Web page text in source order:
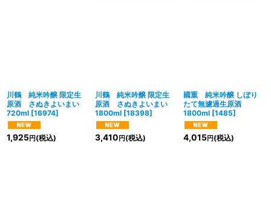
川鶴 純米吟醸 限定生
原酒 さぬきよいまい
720ml [16974]
1,925円 (税込)
川鶴 純米吟醸 限定生
原酒 さぬきよいまい
1800ml [18398]
3,410 円(税込)
國重 純米吟醸 しぼり
たて無濾過生原酒
1800ml [1485]
4,015円(税込)